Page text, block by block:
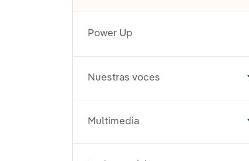
Power Up
Nuestras voces
Multimedia